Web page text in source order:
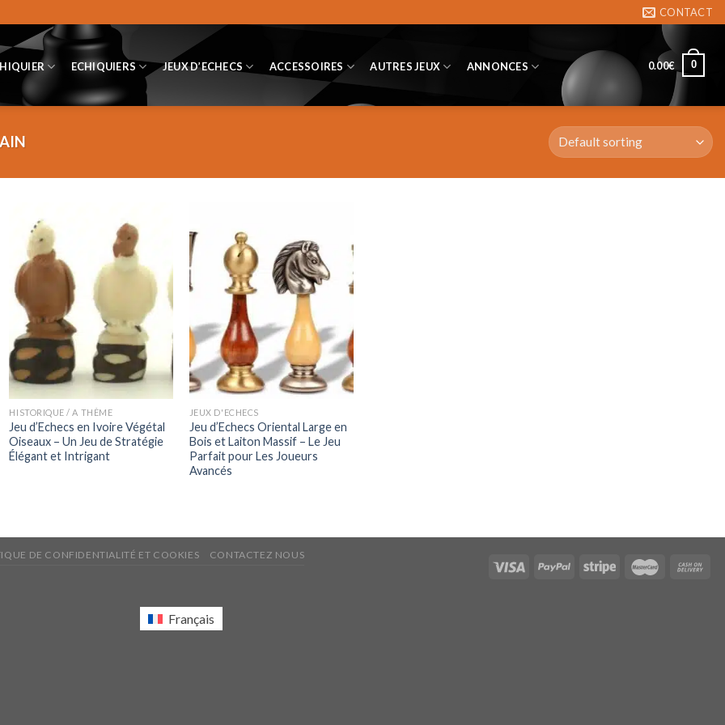
CONTACT
ECHIQUIERS JEUX D’ECHECS ACCESSOIRES AUTRES JEUX ANNONCES 0.00€ 0
HISTORIQUE / A THÈME
Jeu d’Echecs en Ivoire Végétal
Oiseaux – Un Jeu de Stratégie
Élégant et Intrigant
JEUX D'ECHECS
Jeu d’Echecs Oriental Large en
Bois et Laiton Massif – Le Jeu
Parfait pour Les Joueurs
Avancés
DE CONFIDENTIALITÉ ET COOKIES CONTACTEZ NOUS
Français